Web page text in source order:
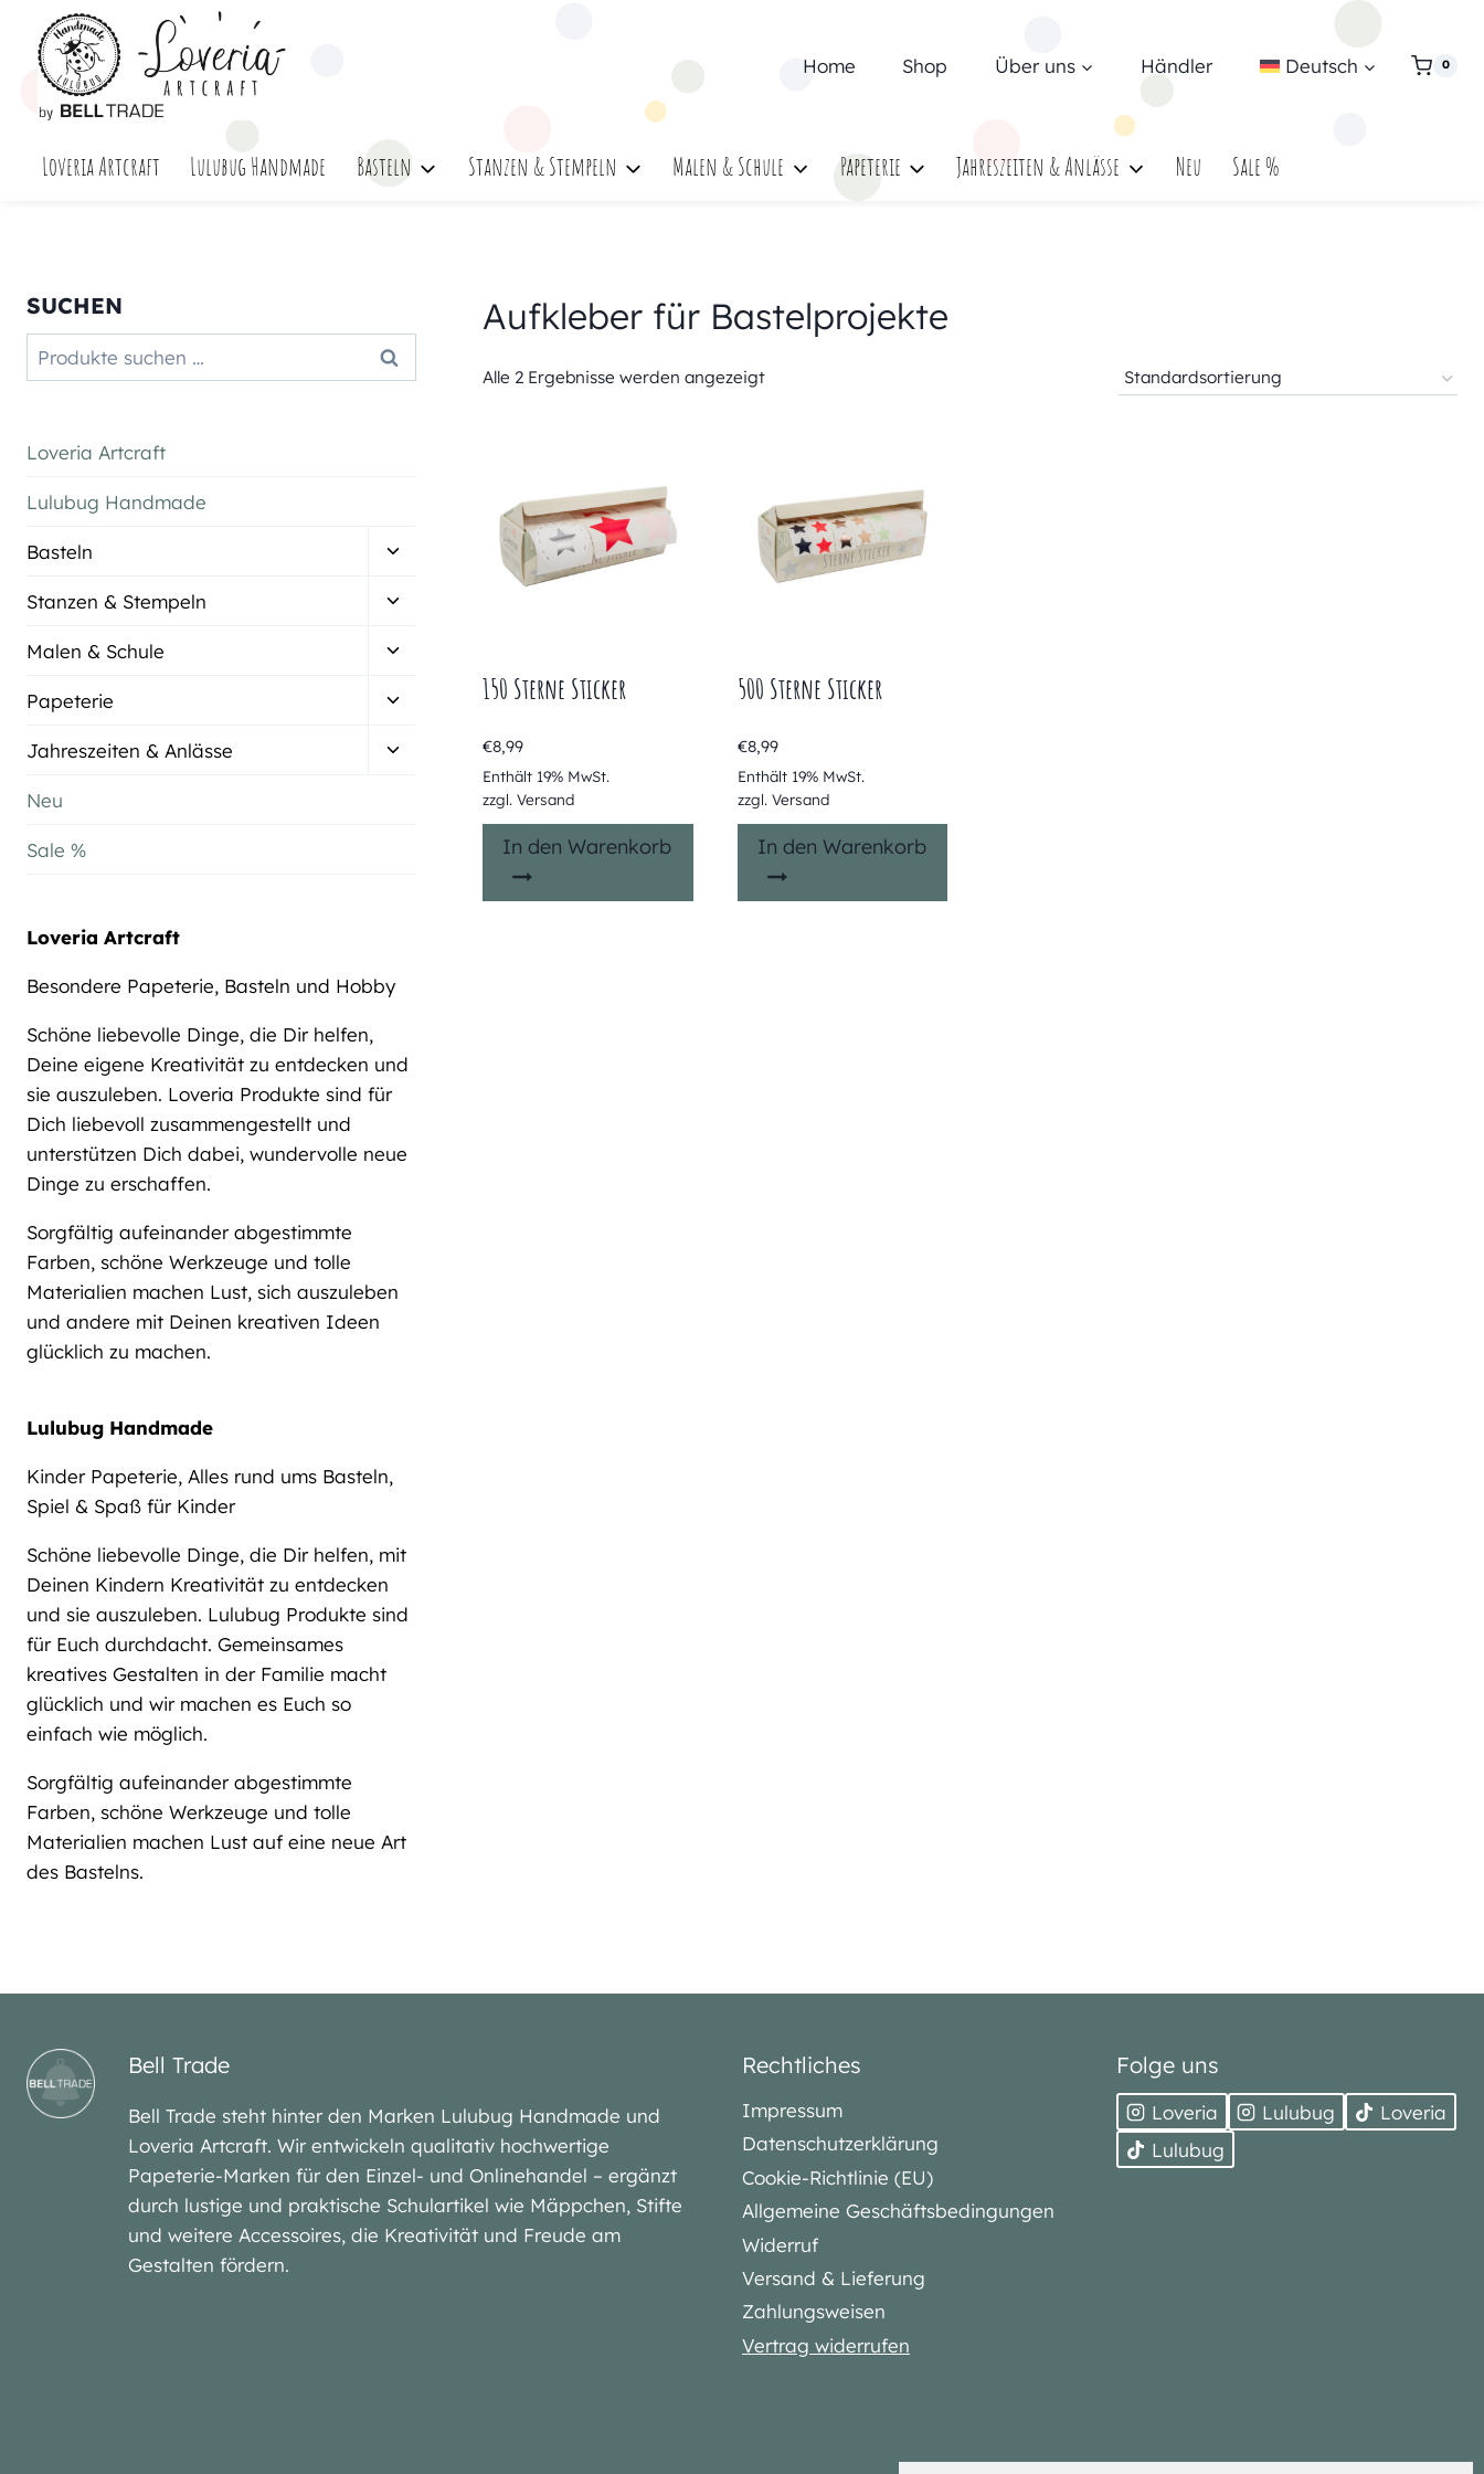
Inhalt
springen
Home Shop Über uns Händler Deutsch 0
Loveria Artcraft Lulubug Handmade Basteln Stanzen & Stempeln Malen & Schule Papeterie Jahreszeiten & Anlässe Neu Sale %
Aufkleber für Bastelprojekte
Alle 2 Ergebnisse werden angezeigt
150 Sterne Sticker
€8,99
Enthält 19% MwSt.
zzgl. Versand
In den Warenkorb
500 Sterne Sticker
€8,99
Enthält 19% MwSt.
zzgl. Versand
In den Warenkorb
SUCHEN
Suchen
nach:
Suchen
Loveria Artcraft
Lulubug Handmade
Basteln
Untermenü
Stanzen & Stempeln
Untermenü
Malen & Schule
Untermenü
umschalten
Papeterie
Untermenü
Jahreszeiten & Anlässe
Untermenü
umschalten
Neu
Sale %
Loveria Artcraft
Besondere Papeterie, Basteln und Hobby
Schöne liebevolle Dinge, die Dir helfen,
Deine eigene Kreativität zu entdecken und
sie auszuleben. Loveria Produkte sind für
Dich liebevoll zusammengestellt und
unterstützen Dich dabei, wundervolle neue
Dinge zu erschaffen.
Sorgfältig aufeinander abgestimmte
Farben, schöne Werkzeuge und tolle
Materialien machen Lust, sich auszuleben
und andere mit Deinen kreativen Ideen
glücklich zu machen.
Lulubug Handmade
Kinder Papeterie, Alles rund ums Basteln,
Spiel & Spaß für Kinder
Schöne liebevolle Dinge, die Dir helfen, mit
Deinen Kindern Kreativität zu entdecken
und sie auszuleben. Lulubug Produkte sind
für Euch durchdacht. Gemeinsames
kreatives Gestalten in der Familie macht
glücklich und wir machen es Euch so
einfach wie möglich.
Sorgfältig aufeinander abgestimmte
Farben, schöne Werkzeuge und tolle
Materialien machen Lust auf eine neue Art
des Bastelns.
Bell Trade
Bell Trade steht hinter den Marken Lulubug Handmade und
Loveria Artcraft. Wir entwickeln qualitativ hochwertige
Papeterie-Marken für den Einzel- und Onlinehandel – ergänzt
durch lustige und praktische Schulartikel wie Mäppchen, Stifte
und weitere Accessoires, die Kreativität und Freude am
Gestalten fördern.
Rechtliches
Impressum
Datenschutzerklärung
Cookie-Richtlinie (EU)
Allgemeine Geschäftsbedingungen
Widerruf
Versand & Lieferung
Zahlungsweisen
Vertrag widerrufen
Folge uns
Loveria Lulubug
Loveria
Lulubug